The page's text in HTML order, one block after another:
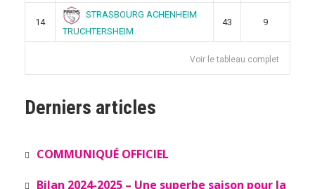
14
STRASBOURG ACHENHEIM
TRUCHTERSHEIM
43 9
Voir le tableau complet
Derniers articles
COMMUNIQUÉ OFFICIEL
Bilan 2024-2025 – Une superbe saison pour la